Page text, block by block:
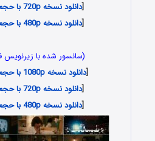
[دانلود نسخه 720p با حجم 1.0 گیگابایت
[دانلود نسخه 480p با حجم 520 مگابایت
(سانسور شده با
[دانلود نسخه 1080p با حجم 2.01 گیگابایت
[دانلود نسخه 720p با حجم 1.0 گیگابایت
[دانلود نسخه 480p با حجم 520 مگابایت